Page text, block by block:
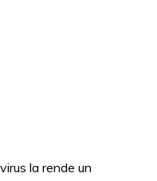
la rende un